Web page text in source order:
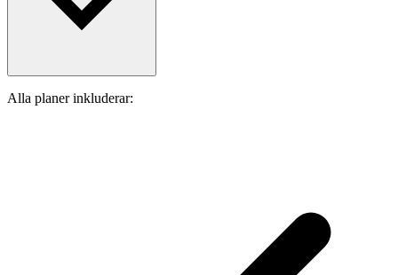
Alla planer inkluderar: